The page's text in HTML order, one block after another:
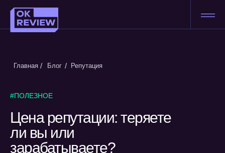
#ПОЛЕЗНОЕ
Цена репутации: теряете
ли вы или
зарабатываете?
Главная Блог
/ / Репутация